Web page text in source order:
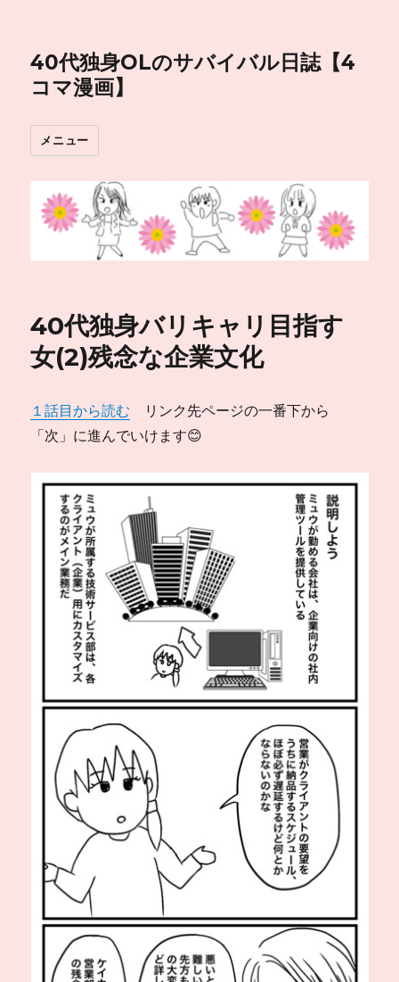
40代独身OLのサバイバル日誌【4
コマ漫画】
メニュー
40代独身バリキャリ目指す
女(2)残念な企業文化
１話目から読む リンク先ページの一番下から
「次」に進んでいけます😊